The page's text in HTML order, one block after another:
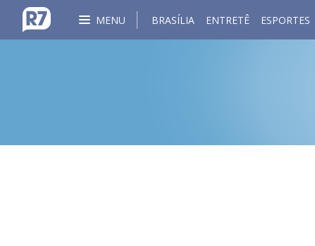
MENU BRASÍLIA ENTRETÊ ESPORTES